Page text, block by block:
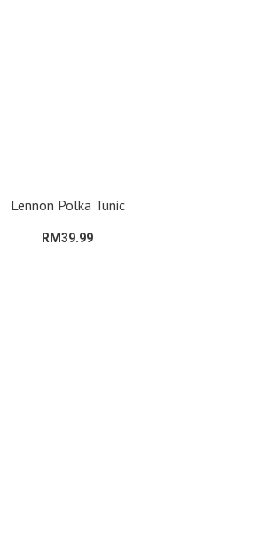
Lennon Polka Tunic
RM39.99